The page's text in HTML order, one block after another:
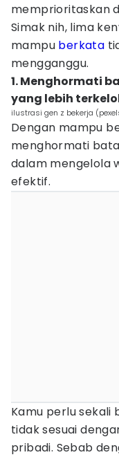
memprioritaskan
Simak nih, lima
mampu berkata
mengganggu.
1. Menghormati
yang lebih
ilustrasi gen z bekerja
Dengan mampu
menghormati
dalam mengelola
efektif.
Kamu perlu sekali
tidak sesuai
pribadi. Sebab